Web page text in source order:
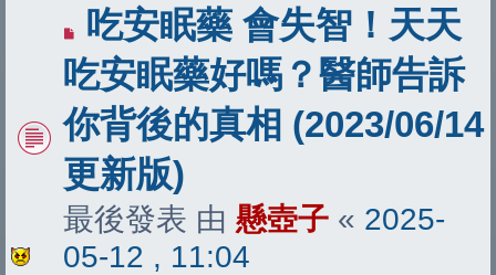
吃安眠藥 會失智！天天
吃安眠藥好嗎？醫師告訴
你背後的真相 (2023/06/14
更新版)
最後發表 由 懸壺子 « 2025-
05-12 , 11:04